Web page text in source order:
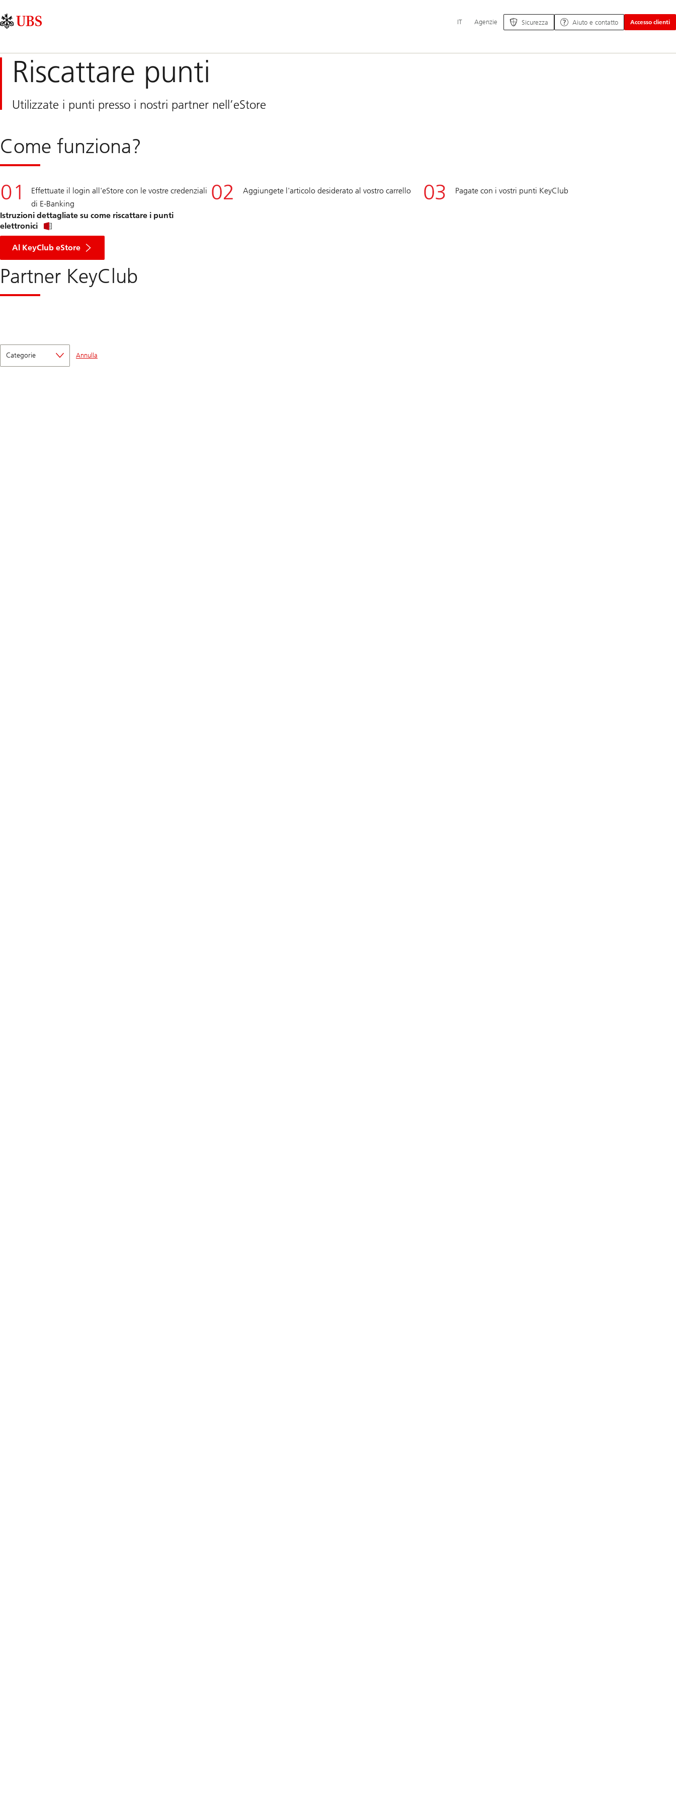
Area
principale
principale
IT Agenzie Sicurezza Aiuto e contatto Accesso clienti
Riscattare punti
Utilizzate i punti presso i nostri partner nell’eStore
Come funziona?
Effettuate il login all'eStore con le vostre credenziali
di E-Banking
Istruzioni dettagliate su come riscattare i punti
elettronici
Al KeyClub eStore
Aggiungete l'articolo desiderato al vostro carrello Pagate con i vostri punti KeyClub
Partner KeyClub
Categorie Annulla